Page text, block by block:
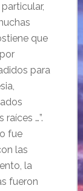
particular,
que
para
…”.
fue
las
la
fueron